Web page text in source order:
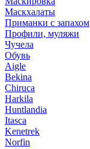
Маскхалаты
Приманки с запахом
Профили, муляжи
Чучела
Обувь
Aigle
Bekina
Chiruсa
Harkila
Huntlandia
Itasca
Kenetrek
Norfin